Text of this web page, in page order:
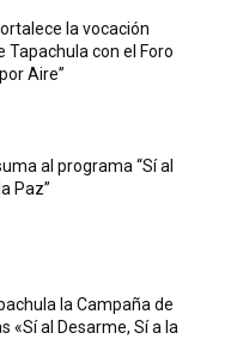
la vocación
Tapachula con el Foro
Aire”
al programa “Sí al
Paz”
la Campaña de
«Sí al Desarme, Sí a la